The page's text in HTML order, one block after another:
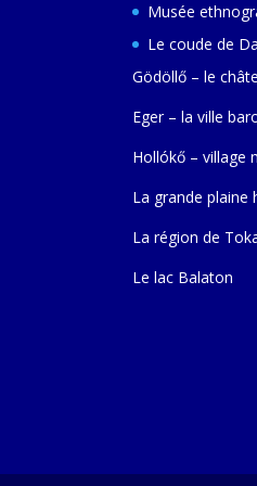
Musée
Le coude de
Gödöllő – le
Eger – la ville
Hollókő – village
La grande plaine
La région de
Le lac Balaton